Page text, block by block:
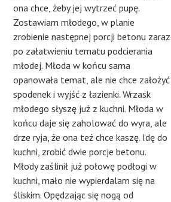
ona chce, żeby jej wytrzeć pupę.
Zostawiam młodego, w planie
zrobienie następnej porcji betonu zaraz
po załatwieniu tematu podcierania
młodej. Młoda w końcu sama
opanowała temat, ale nie chce założyć
spodenek i wyjść z łazienki. Wrzask
młodego słyszę już z kuchni. Młoda w
końcu daje się zaholować do wyra, ale
drze ryja, że ona też chce kaszę. Idę do
kuchni, zrobić dwie porcje betonu.
Młody zaślinił już połowę podłogi w
kuchni, mało nie wypierdalam się na
śliskim. Opędzając się nogą od